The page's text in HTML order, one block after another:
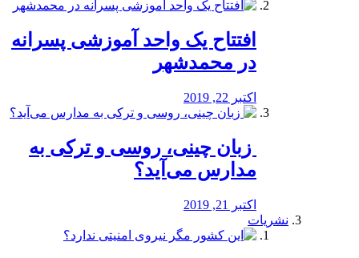
افتتاح یک واحد آموزشی پسرانه
در محمدشهر
اکتبر 22, 2019
️ زبان چینی، روسی و ترکی به
مدارس می‌آید؟
اکتبر 21, 2019
نشریات